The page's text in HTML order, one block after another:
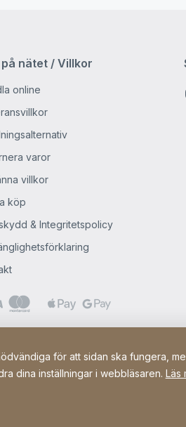
på nätet / Villkor
online
varor
villkor
köp
& Integritetspolicy
för att sidan ska fungera,
dina inställningar i webbläsaren. Läs